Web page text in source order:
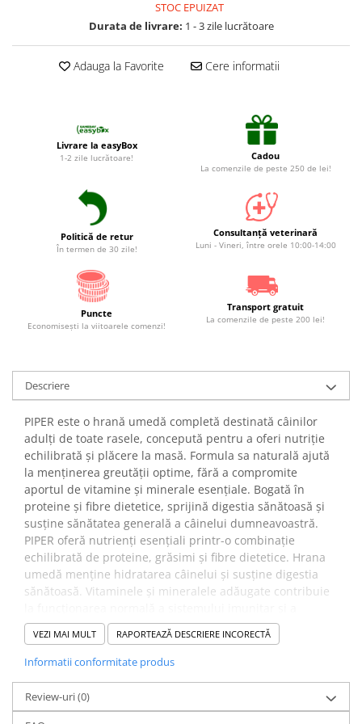
Suplimente și vitamine păsări și
Antidiareice
STOC EPUIZAT
Durata de livrare: 1 - 3 zile lucrătoare
Adauga la Favorite Cere informatii
Livrare la easyBox
1-2 zile lucrătoare! Cadou
La comenzile de peste 250 de lei!
Politică de retur
În termen de 30 zile!
Consultanță veterinară
Luni - Vineri, între orele 10:00-14:00
Puncte
Economiseşti la viitoarele comenzi!
Transport gratuit
La comenzile de peste 200 lei!
Descriere
PIPER este o hrană umedă completă destinată câinilor
adulți de toate rasele, concepută pentru a oferi nutriție
echilibrată și plăcere la masă. Formula sa naturală ajută
la menținerea greutății optime, fără a compromite
aportul de vitamine și minerale esențiale. Bogată în
proteine și fibre dietetice, sprijină digestia sănătoasă și
susține sănătatea generală a câinelui dumneavoastră.
PIPER oferă nutrienți esențiali printr-o combinație
echilibrată de proteine, grăsimi și fibre dietetice. Hrana
umedă menține hidratarea câinelui și susține digestia
sănătoasă. Vitaminele și mineralele adăugate contribuie
metabolismului.
✔️ Beneficii:
Hrană cu valoare nutritivă ridicată, care satisface foamea
textura umedă cresc acceptabilitatea, iar fibrele dietetice
sprijină un tranzit intestinal echilibrat. Mineralele și
VEZI MAI MULT RAPORTEAZĂ DESCRIERE INCORECTĂ
Informatii conformitate produs
Review-uri(0)